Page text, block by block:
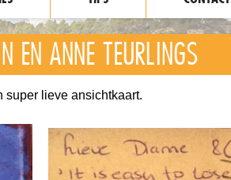
EN ANNE TEURLINGS
super lieve ansichtkaart.